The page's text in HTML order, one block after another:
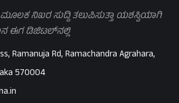
ಮೂಲಕ ನಿಖರ ಸುದ್ದಿ ತಲುಪಿಸುತ್ತಾ ಯಶಸ್ವಿಯಾಗಿ
ಈಗ ಡಿಜಿಟಲ್‌ನಲ್ಲಿ
Ramanuja Rd, Ramachandra Agrahara,
570004